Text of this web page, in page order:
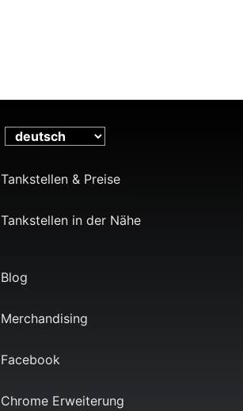
Tankstellen & Preise
Tankstellen in der Nähe
Blog
Merchandising
Facebook
Chrome Erweiterung